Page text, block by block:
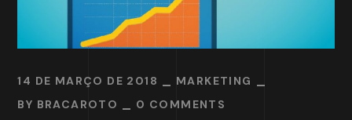
14 DE MARÇO DE 2018
MARKETING
BY BRACAROTO 0 COMMENTS